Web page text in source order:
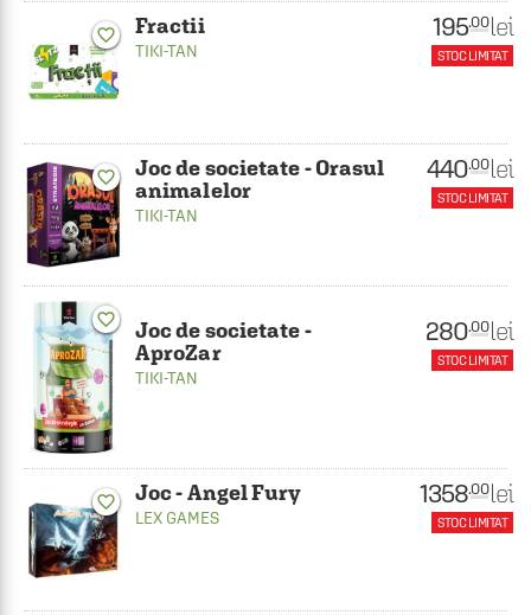
favorite_border Fractii
TIKI-TAN
195.00 lei
STOC LIMITAT
favorite_border
Joc de societate - Orasul
animalelor
TIKI-TAN
440.00 lei
STOC LIMITAT
favorite_border
Joc de societate -
AproZar
TIKI-TAN
280.00 lei
STOC LIMITAT
favorite_border Joc - Angel Fury
LEX GAMES
1358.00 lei
STOC LIMITAT